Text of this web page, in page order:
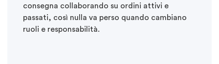
consegna collaborando su ordini attivi e
passati, così nulla va perso quando cambiano
ruoli e responsabilità.